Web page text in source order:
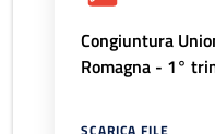
Congiuntura
Romagna - 1°